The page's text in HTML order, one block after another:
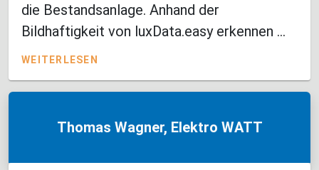
die Bestandsanlage. Anhand der
Bildhaftigkeit von luxData.easy erkennen ...
WEITERLESEN
Thomas Wagner, Elektro WATT